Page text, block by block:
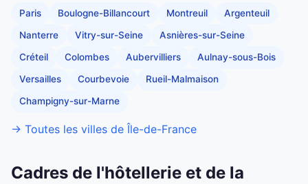
Paris Boulogne-Billancourt Montreuil Argenteuil
Nanterre Vitry-sur-Seine Asnières-sur-Seine
Créteil Colombes Aubervilliers Aulnay-sous-Bois
Versailles Courbevoie Rueil-Malmaison
Champigny-sur-Marne
→ Toutes les villes de Île-de-France
Cadres de l'hôtellerie et de la